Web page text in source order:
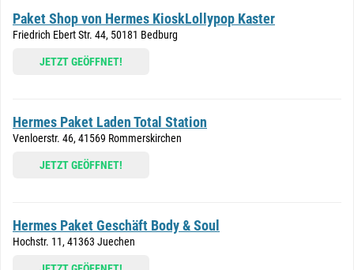
Paket Shop von Hermes KioskLollypop Kaster
Friedrich Ebert Str. 44, 50181 Bedburg
JETZT GEÖFFNET!
Hermes Paket Laden Total Station
Venloerstr. 46, 41569 Rommerskirchen
JETZT GEÖFFNET!
Hermes Paket Geschäft Body & Soul
Hochstr. 11, 41363 Juechen